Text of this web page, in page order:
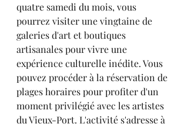
quatre samedi du mois, vous
pourrez visiter une vingtaine de
galeries d'art et boutiques
artisanales pour vivre une
expérience culturelle inédite. Vous
pouvez procéder à la réservation de
plages horaires pour profiter d'un
moment privilégié avec les artistes
du Vieux-Port. L'activité s'adresse à